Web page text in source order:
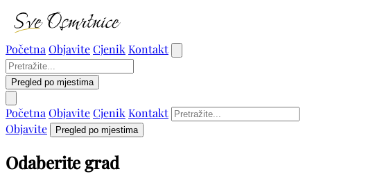
Početna ObjaviteCjenik Kontakt
Pregled po mjestima
Početna ObjaviteCjenik Kontakt
Objavite
Pregled po mjestima
Odaberite grad